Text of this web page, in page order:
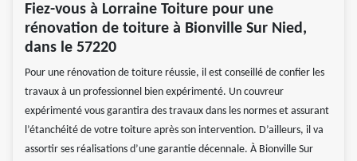
Fiez-vous à Lorraine Toiture pour une
rénovation de toiture à Bionville Sur Nied,
dans le 57220
Pour une rénovation de toiture réussie, il est conseillé de confier les
travaux à un professionnel bien expérimenté. Un couvreur
expérimenté vous garantira des travaux dans les normes et assurant
l’étanchéité de votre toiture après son intervention. D’ailleurs, il va
assortir ses réalisations d’une garantie décennale. À Bionville Sur